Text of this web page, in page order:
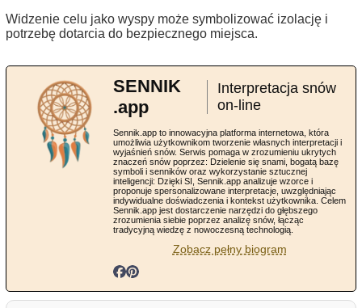
Widzenie celu jako wyspy może symbolizować izolację i
potrzebę dotarcia do bezpiecznego miejsca.
SENNIK
.app
Interpretacja snów
on-line
Sennik.app to innowacyjna platforma internetowa, która
umożliwia użytkownikom tworzenie własnych interpretacji i
wyjaśnień snów. Serwis pomaga w zrozumieniu ukrytych
znaczeń snów poprzez: Dzielenie się snami, bogatą bazę
symboli i senników oraz wykorzystanie sztucznej
inteligencji: Dzięki SI, Sennik.app analizuje wzorce i
proponuje spersonalizowane interpretacje, uwzględniając
indywidualne doświadczenia i kontekst użytkownika. Celem
Sennik.app jest dostarczenie narzędzi do głębszego
zrozumienia siebie poprzez analizę snów, łącząc
tradycyjną wiedzę z nowoczesną technologią.
Zobacz pełny biogram